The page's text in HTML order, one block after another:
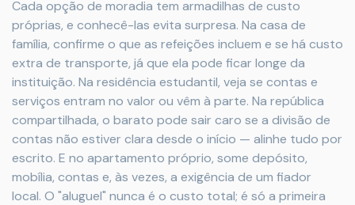
Cada opção de moradia tem armadilhas de custo
próprias, e conhecê-las evita surpresa. Na casa de
família, confirme o que as refeições incluem e se há custo
extra de transporte, já que ela pode ficar longe da
instituição. Na residência estudantil, veja se contas e
serviços entram no valor ou vêm à parte. Na república
compartilhada, o barato pode sair caro se a divisão de
contas não estiver clara desde o início — alinhe tudo por
escrito. E no apartamento próprio, some depósito,
mobília, contas e, às vezes, a exigência de um fiador
local. O "aluguel" nunca é o custo total; é só a primeira